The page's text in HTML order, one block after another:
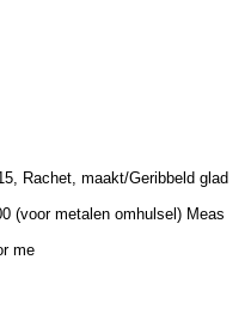
Rachet, maakt/Geribbeld glad
(voor metalen omhulsel) Meas
me